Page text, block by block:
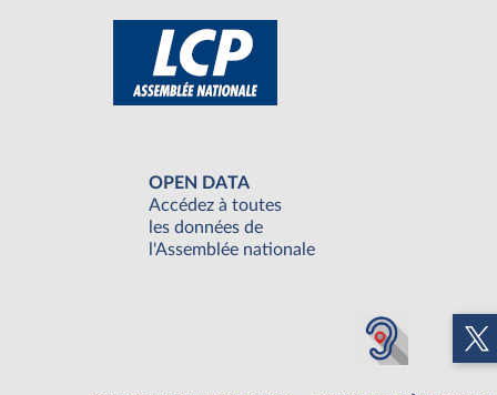
OPEN DATA
Accédez à toutes
les données de
l'Assemblée nationale